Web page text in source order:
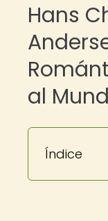
Hans
al
Índice